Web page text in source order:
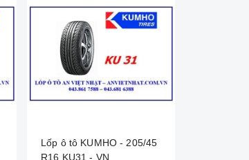
Lốp ô tô KUMHO - 205/45
R16 KU31 - VN